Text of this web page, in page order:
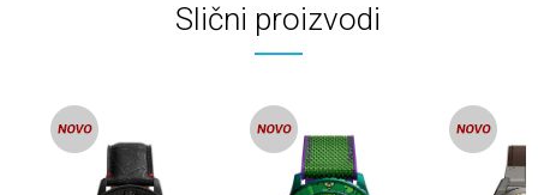
Slični proizvodi